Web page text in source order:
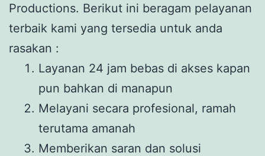
Productions. Berikut ini beragam pelayanan
terbaik kami yang tersedia untuk anda
rasakan :
Layanan 24 jam bebas di akses kapan
pun bahkan di manapun
Melayani secara profesional, ramah
terutama amanah
Memberikan saran dan solusi